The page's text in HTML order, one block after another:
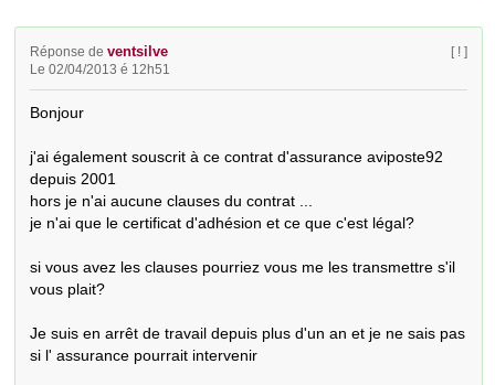
Réponse deventsilve
Le 02/04/2013 é 12h51
[ ! ]
Bonjour
j'ai également souscrit à ce contrat d'assurance aviposte92
depuis 2001
hors je n'ai aucune clauses du contrat ...
je n'ai que le certificat d'adhésion et ce que c'est légal?
si vous avez les clauses pourriez vous me les transmettre s'il
vous plait?
Je suis en arrêt de travail depuis plus d'un an et je ne sais pas
si l' assurance pourrait intervenir